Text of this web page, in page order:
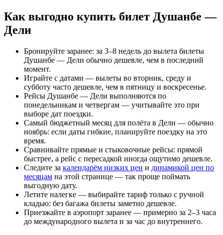
Как выгодно купить билет Душанбе —
Дели
Бронируйте заранее: за 3–8 недель до вылета билеты
Душанбе — Дели обычно дешевле, чем в последний
момент.
Играйте с датами — вылеты во вторник, среду и
субботу часто дешевле, чем в пятницу и воскресенье.
Рейсы Душанбе — Дели выполняются по
понедельникам и четвергам — учитывайте это при
выборе дат поездки.
Самый бюджетный месяц для полёта в Дели — обычно
ноябрь: если даты гибкие, планируйте поездку на это
время.
Сравнивайте прямые и стыковочные рейсы: прямой
быстрее, а рейс с пересадкой иногда ощутимо дешевле.
Следите за календарём низких цен и динамикой цен по
месяцам на этой странице — так проще поймать
выгодную дату.
Летите налегке — выбирайте тариф только с ручной
кладью: без багажа билеты заметно дешевле.
Приезжайте в аэропорт заранее — примерно за 2–3 часа
до международного вылета и за час до внутреннего.